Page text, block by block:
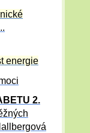
energie
2.